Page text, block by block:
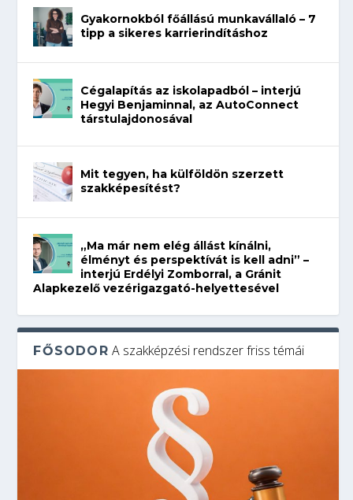
Gyakornokból főállású munkavállaló – 7
tipp a sikeres karrierindításhoz
Cégalapítás az iskolapadból – interjú
Hegyi Benjaminnal, az AutoConnect
társtulajdonosával
Mit tegyen, ha külföldön szerzett
szakképesítést?
„Ma már nem elég állást kínálni,
élményt és perspektívát is kell adni” –
interjú Erdélyi Zomborral, a Gránit
Alapkezelő vezérigazgató-helyettesével
FŐSODOR A szakképzési rendszer friss témái